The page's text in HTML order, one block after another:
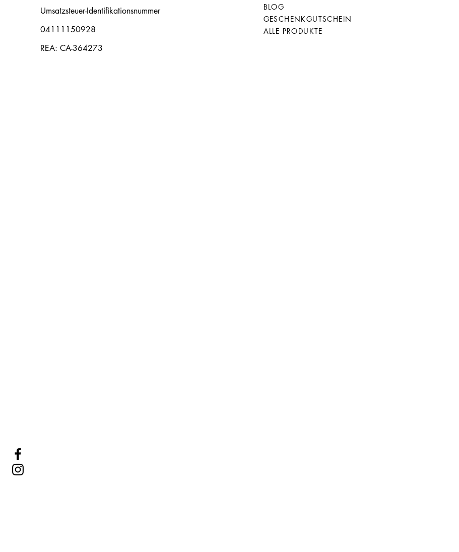
Umsatzsteuer-Identifikationsnummer
04111150928
REA: CA-364273
BLOG
GESCHENKGUTSCHEIN
ALLE PRODUKTE